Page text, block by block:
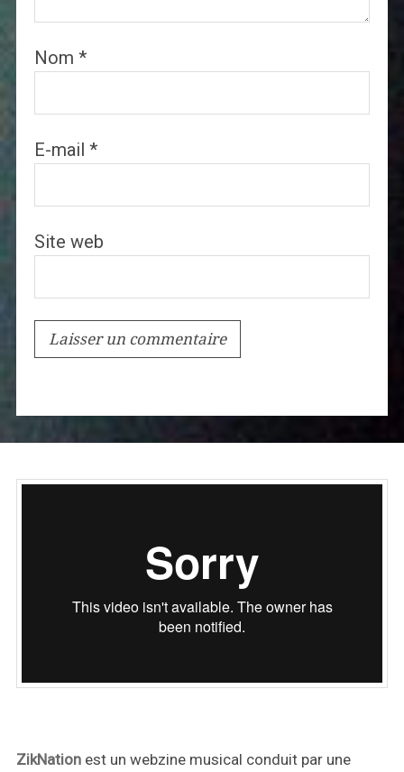
Nom *
E-mail *
Site web
ZikNationest un webzine musical conduit par une